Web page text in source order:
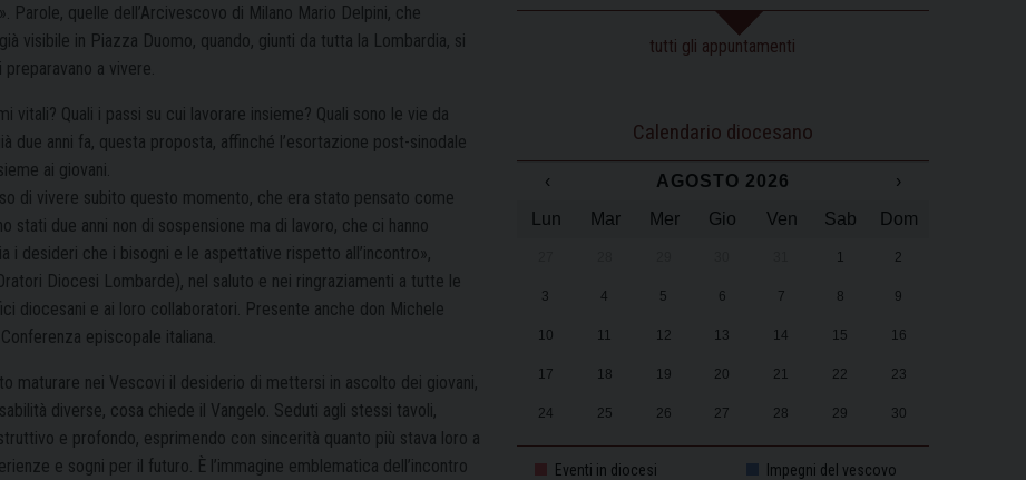
quelle dell’Arcivescovo di Milano Mario Delpini, che
visibile in Piazza Duomo, quando, giunti da tutta la Lombardia, si
a vivere.
Quali i passi su cui lavorare insieme? Quali sono le vie da
due anni fa, questa proposta, affinché l’esortazione post-sinodale
ai giovani.
di vivere subito questo momento, che era stato pensato come
stati due anni non di sospensione ma di lavoro, che ci hanno
i desideri che i bisogni e le aspettative rispetto all’incontro»,
Diocesi Lombarde), nel saluto e nei ringraziamenti a tutte le
diocesani e ai loro collaboratori. Presente anche don Michele
episcopale italiana.
maturare nei Vescovi il desiderio di mettersi in ascolto dei giovani,
diverse, cosa chiede il Vangelo. Seduti agli stessi tavoli,
e profondo, esprimendo con sincerità quanto più stava loro a
e sogni per il futuro. È l’immagine emblematica dell’incontro
tutti gli appuntamenti
Calendario diocesano
‹ AGOSTO 2026
›
Lun
Mar Mer Gio Ven Sab Dom
1 2
3 4 5 6 7 8 9
10 11 12 13 14 15 16
17 18 19 20 21 22 23
24 25 26 27 28 29 30
31 1 2 3 4 5 6
Eventi in diocesi Impegni del vescovo